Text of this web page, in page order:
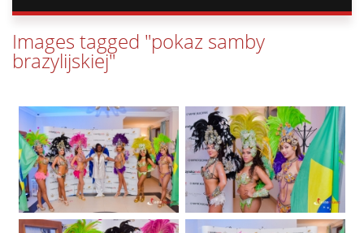
Images tagged "pokaz samby
brazylijskiej"